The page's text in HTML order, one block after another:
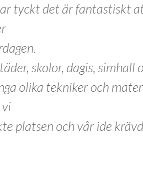
tyckt det är fantastiskt
skolor, dagis, simhall
olika tekniker och
platsen och vår ide